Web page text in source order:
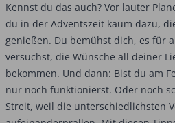
Kennst du das auch? Vor lauter
du in der Adventszeit kaum dazu,
genießen. Du bemühst dich, es für
versuchst, die Wünsche all deiner
bekommen. Und dann: Bist du am
nur noch funktionierst. Oder noch
Streit, weil die unterschiedlichsten